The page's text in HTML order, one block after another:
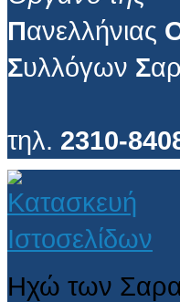
Πανελλήνιας
Συλλόγων Σ
τηλ. 2310-
Ηχώ των